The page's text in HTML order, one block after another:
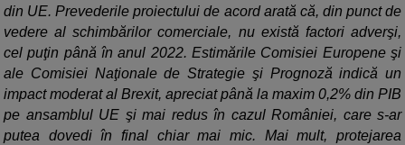
din UE. Prevederile proiectului de acord arată că, din punct de
vedere al schimbărilor comerciale, nu există factori adverşi,
cel puţin până în anul 2022. Estimările Comisiei Europene şi
ale Comisiei Naţionale de Strategie şi Prognoză indică un
impact moderat al Brexit, apreciat până la maxim 0,2% din PIB
pe ansamblul UE şi mai redus în cazul României, care s-ar
putea dovedi în final chiar mai mic. Mai mult, protejarea